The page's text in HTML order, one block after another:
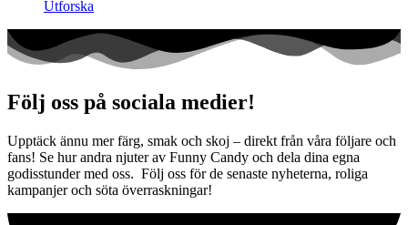
Utforska
Följ oss på sociala medier!
Upptäck ännu mer färg, smak och skoj – direkt från våra följare och
fans! Se hur andra njuter av Funny Candy och dela dina egna
godisstunder med oss. Följ oss för de senaste nyheterna, roliga
kampanjer och söta överraskningar!